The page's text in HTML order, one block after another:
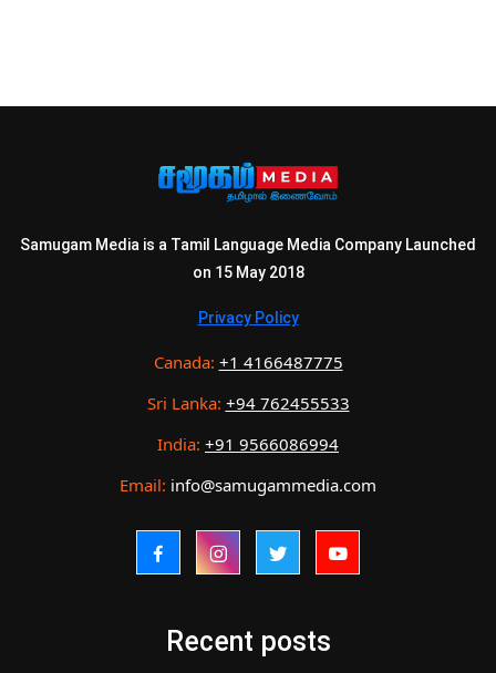
Samugam Media is a Tamil Language Media Company Launched
on 15 May 2018
Privacy Policy
Canada: +1 4166487775
Sri Lanka: +94 762455533
India: +91 9566086994
Email: info@samugammedia.com
Recent posts